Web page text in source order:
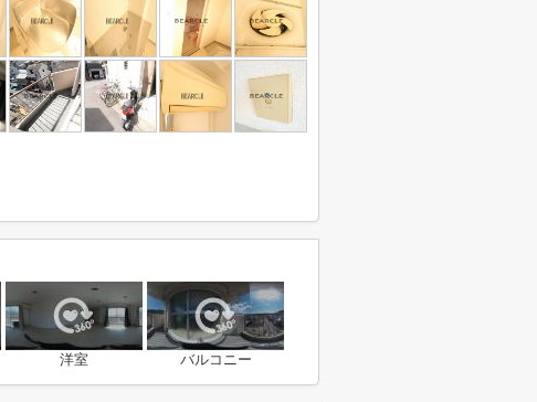
洋室 バルコニー